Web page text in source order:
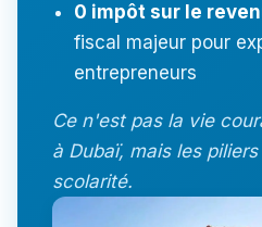
0 impôt sur le
fiscal majeur pour
entrepreneurs
Ce n'est pas la vie
à Dubaï, mais les
scolarité.